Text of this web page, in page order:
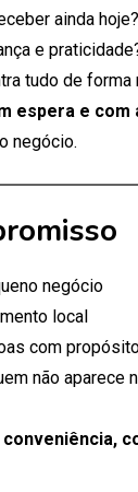
ainda
e
tudo de forma
espera e com
negócio.
negócio
local
com
não aparece
conveniência,